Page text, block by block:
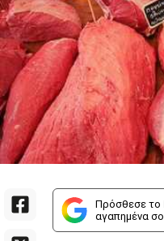
Πρόσθεσε το
αγαπημένα